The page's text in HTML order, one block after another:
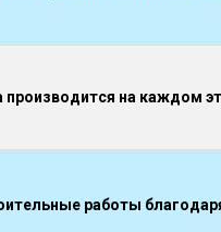
производится на каждом
работы